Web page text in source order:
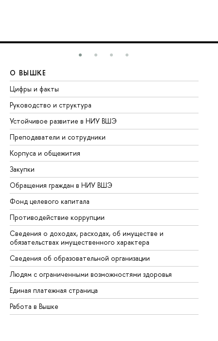
О ВЫШКЕ
Цифры и факты
Руководство и структура
Устойчивое развитие в НИУ ВШЭ
Преподаватели и сотрудники
Корпуса и общежития
Закупки
Обращения граждан в НИУ ВШЭ
Фонд целевого капитала
Противодействие коррупции
Сведения о доходах, расходах, об имуществе и
обязательствах имущественного характера
Сведения об образовательной организации
Людям с ограниченными возможностями здоровья
Единая платежная страница
Работа в Вышке